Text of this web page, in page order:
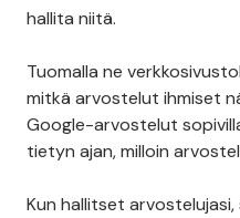
hallita niitä.
Tuomalla ne
mitkä arvostelut ihmiset
Google-arvostelut
tietyn ajan, milloin
Kun hallitset